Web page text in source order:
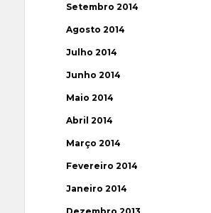
Setembro 2014
Agosto 2014
Julho 2014
Junho 2014
Maio 2014
Abril 2014
Março 2014
Fevereiro 2014
Janeiro 2014